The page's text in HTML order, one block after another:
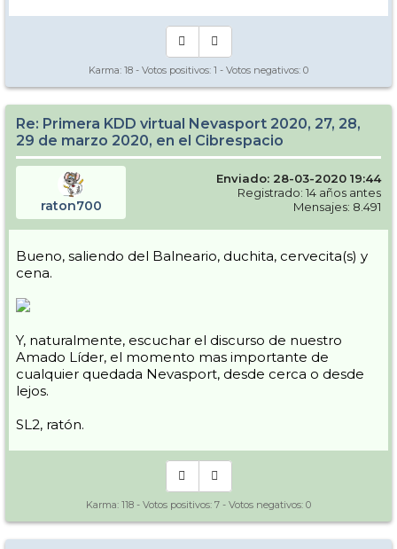
Karma: 18 - Votos positivos: 1 - Votos negativos: 0
Re: Primera KDD virtual Nevasport 2020, 27, 28,
29 de marzo 2020, en el Cibrespacio
raton700
Enviado: 28-03-2020 19:44
Registrado: 14 años antes
Mensajes: 8.491
Bueno, saliendo del Balneario, duchita, cervecita(s) y
cena.
Y, naturalmente, escuchar el discurso de nuestro
Amado Líder, el momento mas importante de
cualquier quedada Nevasport, desde cerca o desde
lejos.
SL2, ratón.
Karma: 118 - Votos positivos: 7 - Votos negativos: 0